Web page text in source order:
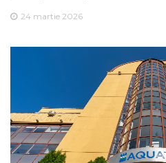
24 martie 2026